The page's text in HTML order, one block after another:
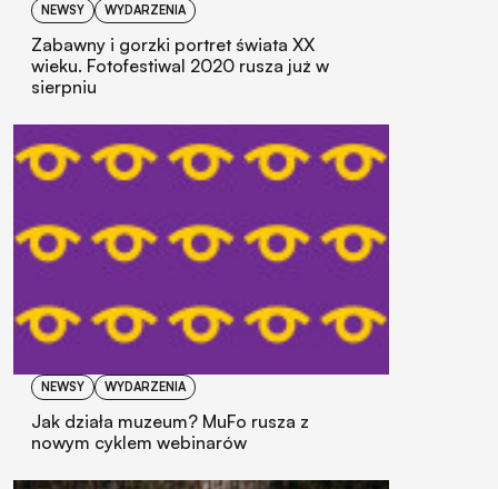
NEWSY WYDARZENIA
Zabawny i gorzki portret świata XX
wieku. Fotofestiwal 2020 rusza już w
sierpniu
NEWSY WYDARZENIA
Jak działa muzeum? MuFo rusza z
nowym cyklem webinarów